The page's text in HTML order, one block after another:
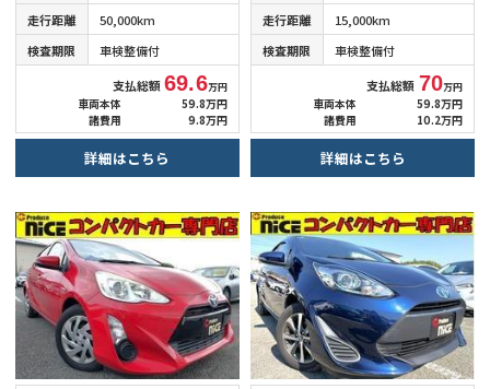
走行距離
50,000km
検査期限
車検整備付
支払総額69.6万円
車両本体
59.8万円
諸費用
9.8万円
詳細はこちら
走行距離
15,000km
検査期限
車検整備付
支払総額 70万円
車両本体
59.8万円
諸費用
10.2万円
詳細はこちら